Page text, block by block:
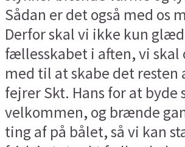
Sådan er det også med os
Derfor skal vi ikke kun
fællesskabet i aften, vi skal
med til at skabe det resten
fejrer Skt. Hans for at byde
velkommen, og brænde
ting af på bålet, så vi kan